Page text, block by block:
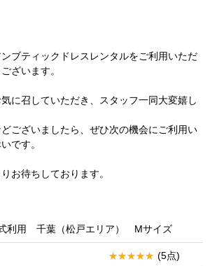
ブティックドレスレンタルをご利用いただ
ざいます。
に召していただき、スタッフ一同大変嬉し
ございましたら、ぜひ次の機会にご利用い
です。
お待ちしております。
利用 千葉（松戸エリア） Mサイズ
(5点)